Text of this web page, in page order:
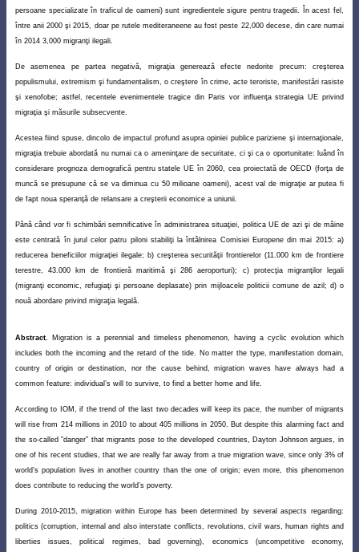
persoane specializate în traficul de oameni) sunt ingredientele sigure pentru tragedii. În acest fel,
între anii 2000 şi 2015, doar pe rutele mediteraneene au fost peste 22,000 decese, din care numai
în 2014 3,000 migranţi ilegali.
De asemenea pe partea negativă, migraţia generează efecte nedorite precum: creşterea
populismului, extremism şi fundamentalism, o creştere în crime, acte teroriste, manifestări rasiste
şi xenofobe; astfel, recentele evenimentele tragice din Paris vor influenţa strategia UE privind
migraţia şi măsurile subsecvente.
Acestea fiind spuse, dincolo de impactul profund asupra opiniei publice pariziene şi internaţionale,
migraţia trebuie abordată nu numai ca o ameninţare de securitate, ci şi ca o oportunitate: luând în
considerare prognoza demografică pentru statele UE în 2060, cea proiectată de OECD (forţa de
muncă se presupune că se va diminua cu 50 milioane oameni), acest val de migraţie ar putea fi
de fapt noua speranţă de relansare a creşterii economice a uniunii.
Până când vor fi schimbări semnificative în administrarea situaţiei, politica UE de azi şi de mâine
este centrată în jurul celor patru piloni stabiliţi la întâlnirea Comisiei Europene din mai 2015: a)
reducerea beneficiilor migraţiei ilegale; b) creşterea securităţii frontierelor (11.000 km de frontiere
terestre, 43.000 km de frontieră maritimă şi 286 aeroporturi); c) protecţia migranţilor legali
(migranţi economic, refugiaţi şi persoane deplasate) prin mijloacele politicii comune de azil; d) o
nouă abordare privind migraţia legală.
Abstract. Migration is a perennial and timeless phenomenon, having a cyclic evolution which
includes both the incoming and the retard of the tide. No matter the type, manifestation domain,
country of origin or destination, nor the cause behind, migration waves have always had a
common feature: individual’s will to survive, to find a better home and life.
According to IOM, if the trend of the last two decades will keep its pace, the number of migrants
will rise from 214 millions in 2010 to about 405 millions in 2050. But despite this alarming fact and
the so-called ”danger” that migrants pose to the developed countries, Dayton Johnson argues, in
one of his recent studies, that we are really far away from a true migration wave, since only 3% of
world’s population lives in another country than the one of origin; even more, this phenomenon
does contribute to reducing the world’s poverty.
During 2010-2015, migration within Europe has been determined by several aspects regarding:
politics (corruption, internal and also interstate conflicts, revolutions, civil wars, human rights and
liberties issues, political regimes, bad governing), economics (uncompetitive economy,